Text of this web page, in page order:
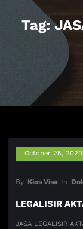
Tag:
October 25, 2020
By Kios Visa In
LEGALISIR
JASA LEGALISIR